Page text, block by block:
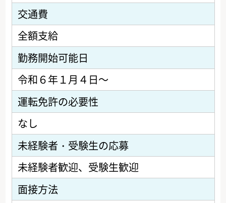
交通費
全額支給
勤務開始可能日
令和６年１月４日～
運転免許の必要性
なし
未経験者・受験生の応募
未経験者歓迎
受験生歓迎
面接方法